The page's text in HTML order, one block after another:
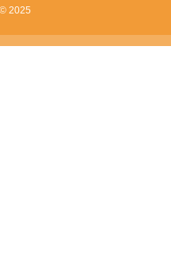
2025